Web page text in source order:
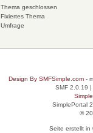
Thema geschlossen
Fixiertes Thema
Umfrage
Design By SMFSimple.com-
SMF 2.0.19 |
SimplePortal
©
Seite erstellt in